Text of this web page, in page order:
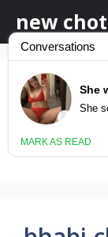
to
content
new
choti